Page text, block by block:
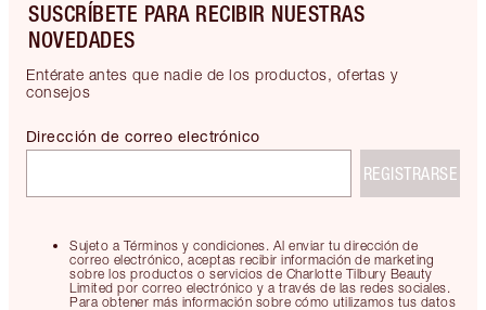
SUSCRÍBETE PARA RECIBIR NUESTRAS
NOVEDADES
Entérate antes que nadie de los productos, ofertas y
consejos
Sujeto a Términos y condiciones. Al enviar tu dirección de
correo electrónico, aceptas recibir información de marketing
sobre los productos o servicios de Charlotte Tilbury Beauty
Limited por correo electrónico y a través de las redes sociales.
Para obtener más información sobre cómo utilizamos tus datos
Dirección de correo electrónico
REGISTRARSE